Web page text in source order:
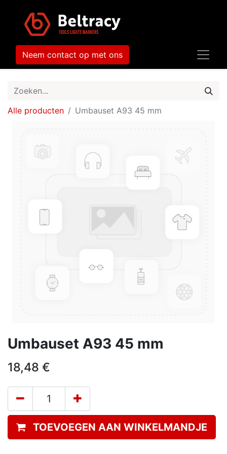
Neem contact op met ons
Alle producten Umbauset A93 45 mm
Umbauset A93 45 mm
18,48 €
TOEVOEGEN AAN WINKELMANDJE